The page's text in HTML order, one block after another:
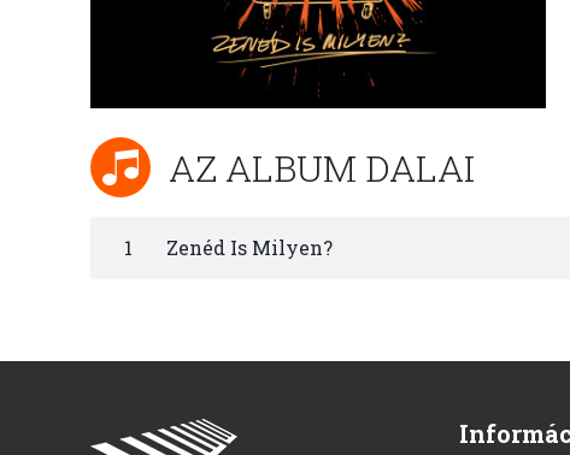
AZ ALBUM DALAI
1 Zenéd Is Milyen?